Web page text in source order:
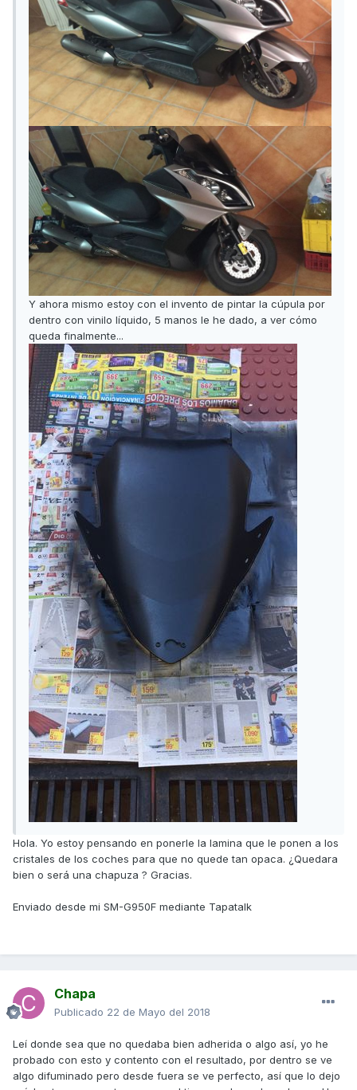
Y ahora mismo estoy con el invento de pintar la cúpula por
dentro con vinilo líquido, 5 manos le he dado, a ver cómo
queda finalmente...
Hola. Yo estoy pensando en ponerle la lamina que le ponen a los
cristales de los coches para que no quede tan opaca. ¿Quedara
bien o será una chapuza ? Gracias.
Enviado desde mi SM-G950F mediante Tapatalk
Chapa
Publicado 22 de Mayo del 2018
Leí donde sea que no quedaba bien adherida o algo así, yo he
probado con esto y contento con el resultado, por dentro se ve
algo difuminado pero desde fuera se ve perfecto, así que lo dejo